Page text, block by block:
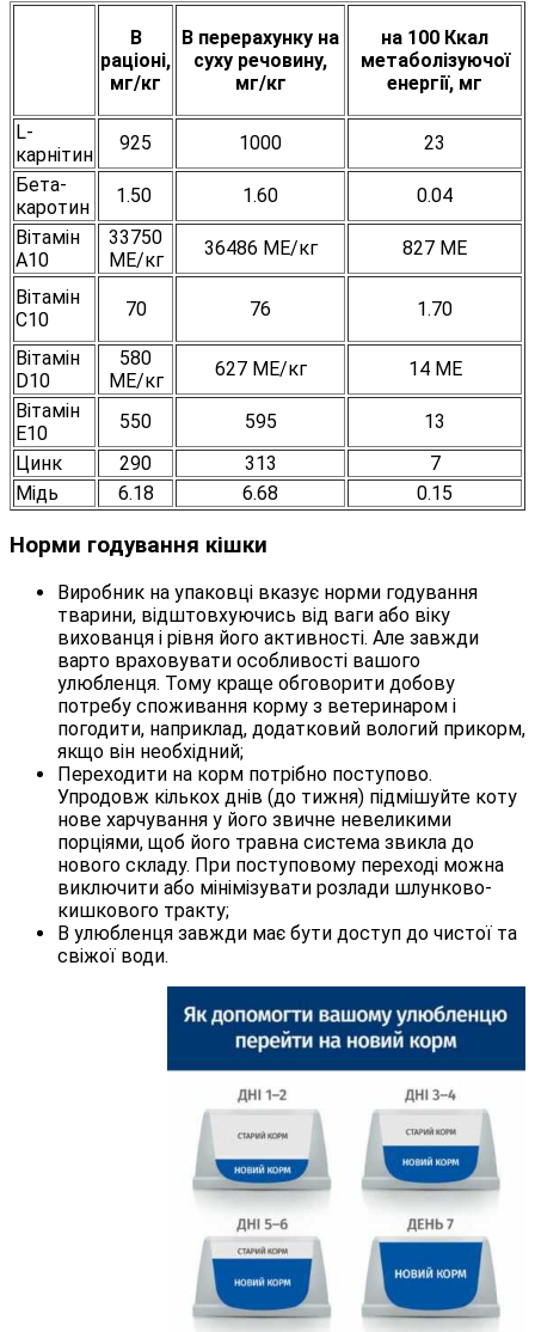
В
раціоні,
мг/кг
В перерахунку на
суху речовину,
мг/кг
на 100 Ккал
метаболізуючої
енергії, мг
L-
карнітин
925 1000
23
Бета-
каротин
1.50 1.60
0.04
Вітамін
A10
33750
МЕ/кг
36486 МЕ/кг 827 МЕ
Вітамін
C10
70 76 1.70
Вітамін
D10
580
МЕ/кг
627 МЕ/кг
14 МЕ
Вітамін
E10
550 595
13
Цинк
290 313
7
Мідь
6.18 6.68 0.15
Норми годування кішки
Виробник на упаковці вказує норми годування
тварини, відштовхуючись від ваги або віку
вихованця і рівня його активності. Але завжди
варто враховувати особливості вашого
улюбленця. Тому краще обговорити добову
потребу споживання корму з ветеринаром і
погодити, наприклад, додатковий вологий прикорм,
якщо він необхідний;
Переходити на корм потрібно поступово.
Упродовж кількох днів (до тижня) підмішуйте коту
нове харчування у його звичне невеликими
порціями, щоб його травна система звикла до
нового складу. При поступовому переході можна
виключити або мінімізувати розлади шлунково-
кишкового тракту;
В улюбленця завжди має бути доступ до чистої та
свіжої води.